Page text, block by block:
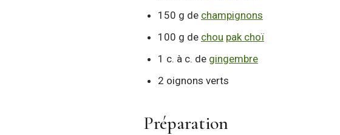
150 g de champignons
100 g de chou pak choï
1 c. à c. de gingembre
2 oignons verts
Préparation